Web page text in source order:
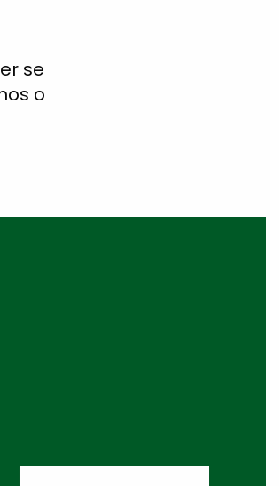
se
o